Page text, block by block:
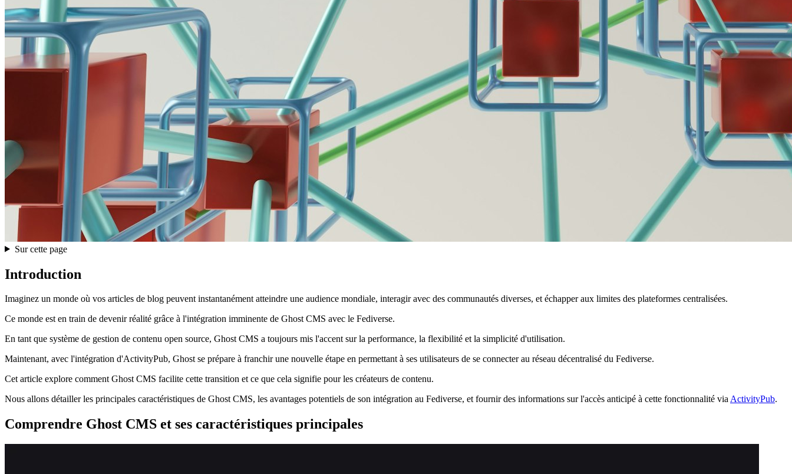
Sur cette page
Introduction
Imaginez un monde où vos articles de blog peuvent instantanément atteindre une audience mondiale, interagir avec des communautés diverses, et échapper aux limites des plateformes centralisées.
Ce monde est en train de devenir réalité grâce à l'intégration imminente de Ghost CMS avec le Fediverse.
En tant que système de gestion de contenu open source, Ghost CMS a toujours mis l'accent sur la performance, la flexibilité et la simplicité d'utilisation.
Maintenant, avec l'intégration d'ActivityPub, Ghost se prépare à franchir une nouvelle étape en permettant à ses utilisateurs de se connecter au réseau décentralisé du Fediverse.
Cet article explore comment Ghost CMS facilite cette transition et ce que cela signifie pour les créateurs de contenu.
Nous allons détailler les principales caractéristiques de Ghost CMS, les avantages potentiels de son intégration au Fediverse, et fournir des informations sur l'accès anticipé à cette fonctionnalité viaActivityPub.
Comprendre Ghost CMS et ses caractéristiques principales